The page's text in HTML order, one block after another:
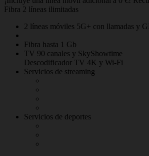
Fibra 2 líneas ilimitadas
2 líneas móviles 5G+ con llamadas y
Fibra hasta 1 Gb
TV 90 canales y SkyShowtime
Descodificador TV 4K y Wi-Fi
Servicios de streaming
Servicios de deportes